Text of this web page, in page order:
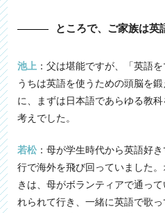
ところで、ご家族は英
池上 ：父は堪能ですが、「英語
うちは英語を使うための頭脳を
に、まずは日本語であらゆる教
考えでした。
若松 ：母が学生時代から英語好
行で海外を飛び回っていました
きは、母がボランティアで通っ
れられて行き、一緒に英語で歌